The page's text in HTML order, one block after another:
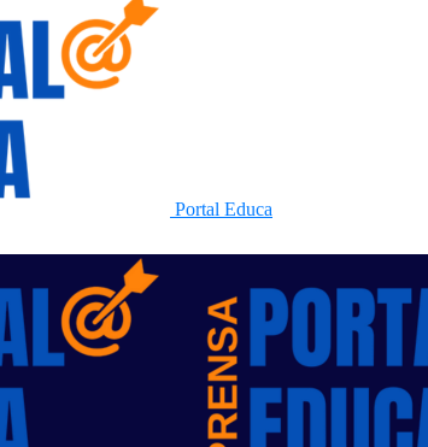
Portal Educa